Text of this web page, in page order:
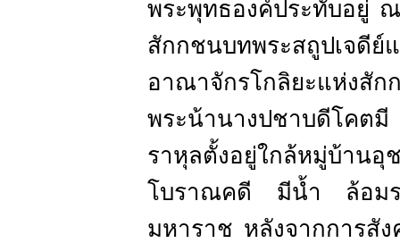
พระพุทธองค์ประทับอยู่
สักกชนบทพระสถูปเจดีย์
อาณาจักรโกลิยะแห่งสั
พระน้านางปชาบดีโคต
ราหุลตั้งอยู่ใกล้หมู่บ้านอุ
โบราณคดี มีน้ำ ล้อมรอ
มหาราช หลังจากการสั